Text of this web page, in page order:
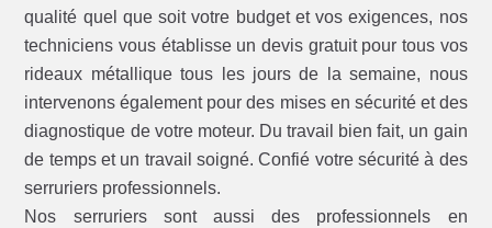
qualité quel que soit votre budget et vos exigences, nos
techniciens vous établisse un devis gratuit pour tous vos
rideaux métallique tous les jours de la semaine, nous
intervenons également pour des mises en sécurité et des
diagnostique de votre moteur. Du travail bien fait, un gain
de temps et un travail soigné. Confié votre sécurité à des
serruriers professionnels.
Nos serruriers sont aussi des professionnels en